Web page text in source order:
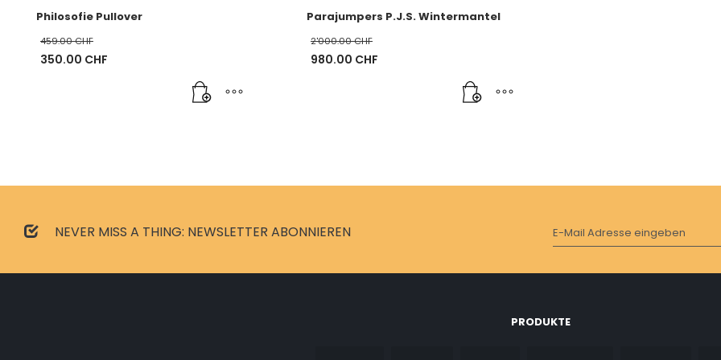
Philosofie Pullover
459.00CHF
Ursprünglicher
350.00 CHF
Parajumpers P.J.S. Wintermantel
2'000.00CHF
Ursprünglicher
980.00 CHF
NEVER MISS A THING: NEWSLETTER ABONNIEREN E-Mail Adresse eingeben
PRODUKTE